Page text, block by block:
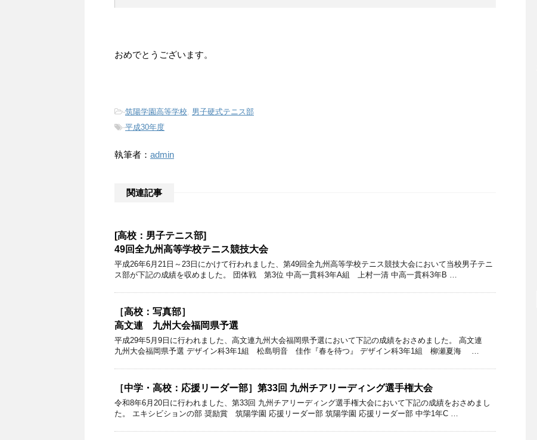
おめでとうございます。
-筑陽学園高等学校, 男子硬式テニス部
-平成30年度
執筆者： admin
関連記事
[高校：男子テニス部]
49回全九州高等学校テニス競技大会
平成26年6月21日～23日にかけて行われました、第49回全九州高等学校テニス競技大会において当校男子テニ
ス部が下記の成績を収めました。 団体戦 第3位 中高一貫科3年A組 上村一清 中高一貫科3年B …
［高校：写真部］
高文連 九州大会福岡県予選
平成29年5月9日に行われました、高文連九州大会福岡県予選において下記の成績をおさめました。 高文連
九州大会福岡県予選 デザイン科3年1組 松島明音 佳作『春を待つ』 デザイン科3年1組 柳瀬夏海 …
［中学・高校：応援リーダー部］第33回 九州チアリーディング選手権大会
令和8年6月20日に行われました、第33回 九州チアリーディング選手権大会において下記の成績をおさめまし
た。 エキシビションの部 奨励賞 筑陽学園 応援リーダー部 筑陽学園 応援リーダー部 中学1年C …